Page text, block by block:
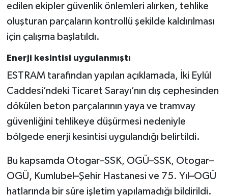
edilen ekipler güvenlik önlemleri alırken, tehlike
oluşturan parçaların kontrollü şekilde kaldırılması
için çalışma başlatıldı.
Enerji kesintisi uygulanmıştı
ESTRAM tarafından yapılan açıklamada, İki Eylül
Caddesi’ndeki Ticaret Sarayı’nın dış cephesinden
dökülen beton parçalarının yaya ve tramvay
güvenliğini tehlikeye düşürmesi nedeniyle
bölgede enerji kesintisi uygulandığı belirtildi.
Bu kapsamda Otogar–SSK, OGÜ–SSK, Otogar–
OGÜ, Kumlubel–Şehir Hastanesi ve 75. Yıl–OGÜ
hatlarında bir süre işletim yapılamadığı bildirildi.